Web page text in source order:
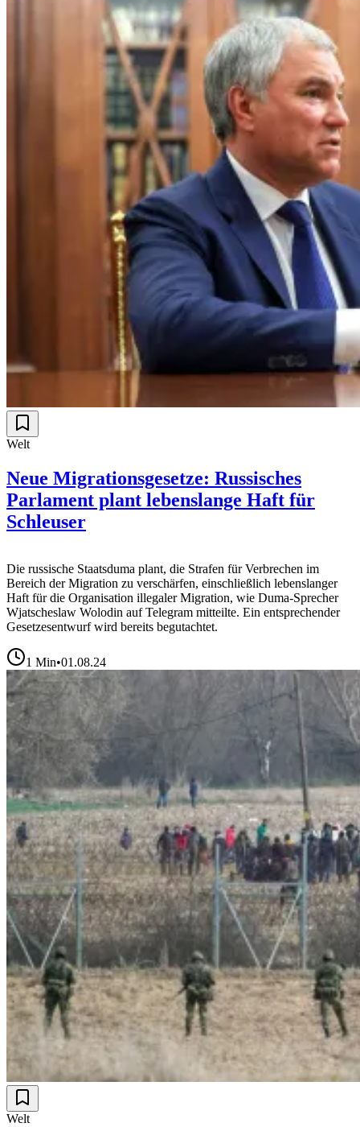
Welt
Neue Migrationsgesetze: Russisches
Parlament plant lebenslange Haft für
Schleuser
Die russische Staatsduma plant, die Strafen für Verbrechen im
Bereich der Migration zu verschärfen, einschließlich lebenslanger
Haft für die Organisation illegaler Migration, wie Duma-Sprecher
Wjatscheslaw Wolodin auf Telegram mitteilte. Ein entsprechender
Gesetzesentwurf wird bereits begutachtet.
1 Min•01.08.24
Welt